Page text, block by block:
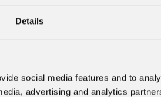
Details
social media features and to
advertising and analytics
setup illuminotecnico dello
avanzate, in grado di